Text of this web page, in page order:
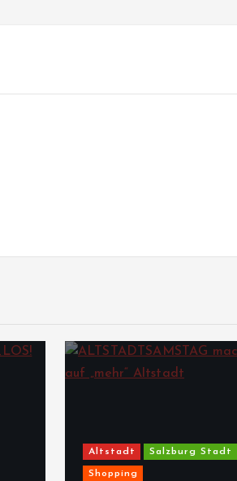
Altstadt Salzburg Stadt
Shopping